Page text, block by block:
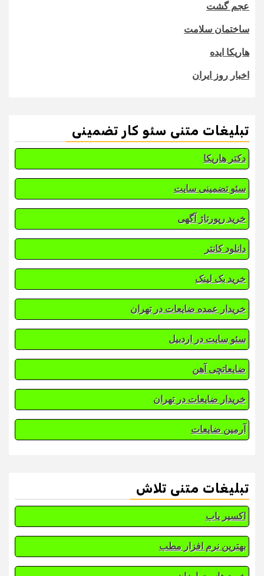
عجم گشت
ساختمان سلامت
هاریکا ایده
اخبار روز ایران
تبلیغات متنی سئو کار تضمینی
دکتر هاریکا
سئو تضمینی سایت
خرید رپورتاژ آگهی
دانلود کانتر
خرید بک لینک
خریدار عمده ضایعات در تهران
سئو سایت در اردبیل
ضایعاتچی آهن
خریدار ضایعات در تهران
آرمین ضایعات
تبلیغات متنی تلاش
اکسیر یاب
بهترین نرم افزار مطب